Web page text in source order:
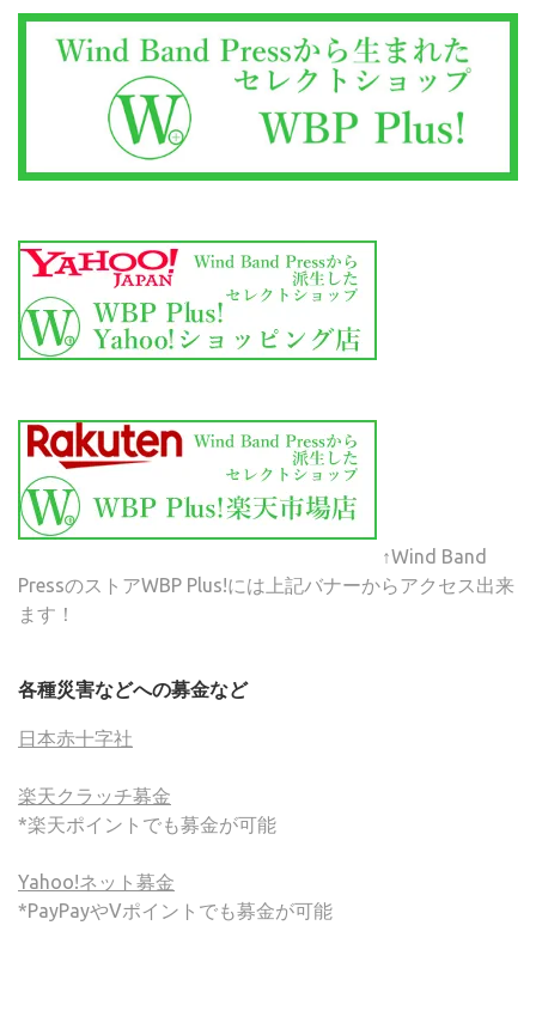
↑Wind Band
PressのストアWBP Plus!には上記バナーからアクセス出来
ます！
各種災害などへの募金など
日本赤十字社
楽天クラッチ募金
*楽天ポイントでも募金が可能
Yahoo!ネット募金
*PayPayやVポイントでも募金が可能